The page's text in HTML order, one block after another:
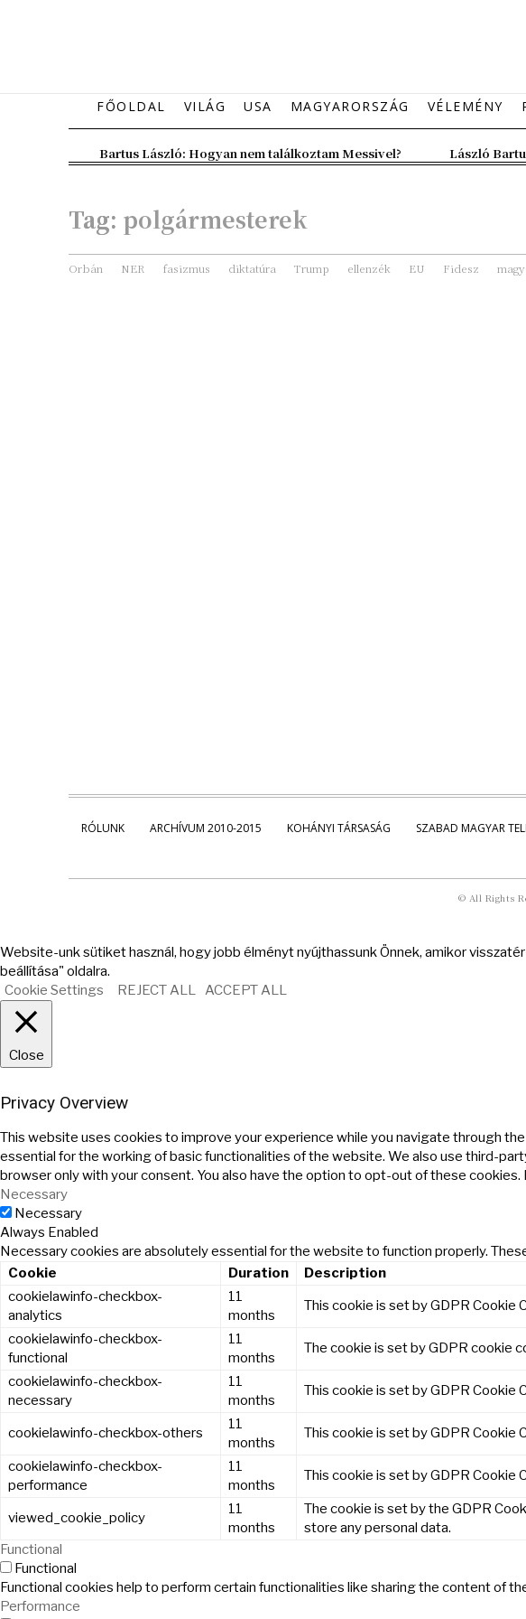
FŐOLDAL VILÁG USA MAGYARORSZÁG VÉLEMÉNY
Bartus László: Hogyan nem találkoztam Messivel? László
Tag: polgármesterek
Orbán NER fasizmus diktatúra Trump ellenzék EU Fidesz
RÓLUNK ARCHÍVUM 2010-2015 KOHÁNYI TÁRSASÁG SZABAD MAGYAR
© All Rights
Website-unk sütiket használ, hogy jobb élményt nyújthassunk Önnek, amikor
beállítása" oldalra.
Cookie Settings
REJECT ALL ACCEPT ALL
Close
Privacy Overview
This website uses cookies to improve your experience while you navigate through
essential for the working of basic functionalities of the website. We also use third-
browser only with your consent. You also have the option to opt-out of these
Necessary
Necessary
Always Enabled
Necessary cookies are absolutely essential for the website to function properly.
Cookie
Duration
Description
cookielawinfo-checkbox-
analytics
11
months
This cookie is set by GDPR Cookie
cookielawinfo-checkbox-
functional
11
months
The cookie is set by GDPR cookie
cookielawinfo-checkbox-
necessary
11
months
This cookie is set by GDPR
cookielawinfo-checkbox-others
11
months
This cookie is set by GDPR Cookie
cookielawinfo-checkbox-
performance
11
months
This cookie is set by GDPR Cookie
viewed_cookie_policy
11
months
The cookie is set by the GDPR
store any personal data.
Functional
Functional
Functional cookies help to perform certain functionalities like sharing the content of
Performance